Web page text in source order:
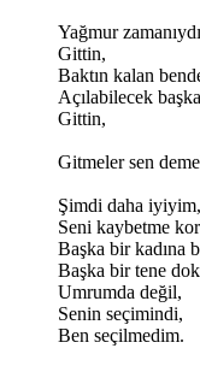
Yağmur
Gittin,
Baktın kalan
Açılabilecek
Gittin,
Gitmeler sen
Şimdi daha iyiyim,
Seni kaybetme
Başka bir kadına
Başka bir tene
Umrumda değil,
Senin seçimindi,
Ben seçilmedim.